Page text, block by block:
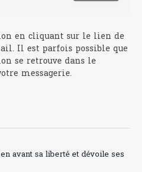
en cliquant sur le lien de
Il est parfois possible que
se retrouve dans le
messagerie.
avant sa liberté et dévoile ses